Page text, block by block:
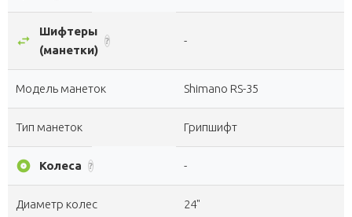
swap_horiz
Шифтеры
(манетки)
? -
Модель манеток Shimano RS-35
Тип манеток Грипшифт
album Колеса ? -
Диаметр колес 24"